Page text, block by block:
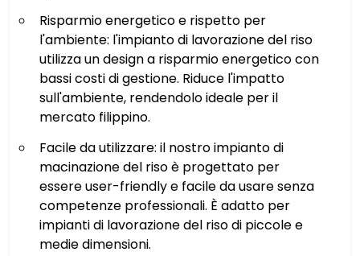
Risparmio energetico e rispetto per
l'ambiente: l'impianto di lavorazione del riso
utilizza un design a risparmio energetico con
bassi costi di gestione. Riduce l'impatto
sull'ambiente, rendendolo ideale per il
mercato filippino.
Facile da utilizzare: il nostro impianto di
macinazione del riso è progettato per
essere user-friendly e facile da usare senza
competenze professionali. È adatto per
impianti di lavorazione del riso di piccole e
medie dimensioni.